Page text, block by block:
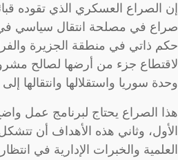
إن الصراع العسكري الذي تقوده
حكم ذاتي في منطقة الجزيرة
لاقتطاع جزء من أرضها لصالح
وحدة سوريا واستقلالها
هذا الصراع يحتاج لبرنامج عمل
الأول، وثاني هذه الأهداف أن
العلمية والخبرات الإدارية في